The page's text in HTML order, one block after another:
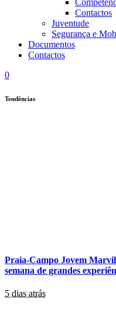
Contactos
Juventude
Segurança e
Documentos
Contactos
0
Tendências
Praia-Campo Jovem
semana de grandes
5 dias atrás